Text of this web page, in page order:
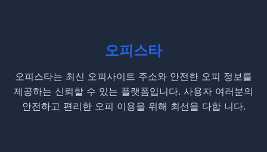
오피스타
오피스타는 최신 오피사이트 주소와 안전한 오피 정보를
제공하는 신뢰할 수 있는 플랫폼입니다. 사용자 여러분의
안전하고 편리한 오피 이용을 위해 최선을 다합 니다.